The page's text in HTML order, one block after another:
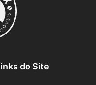
do Site